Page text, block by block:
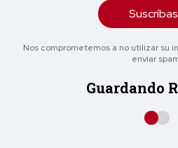
Nos comprometemos a no utilizar su
enviar
Guardando